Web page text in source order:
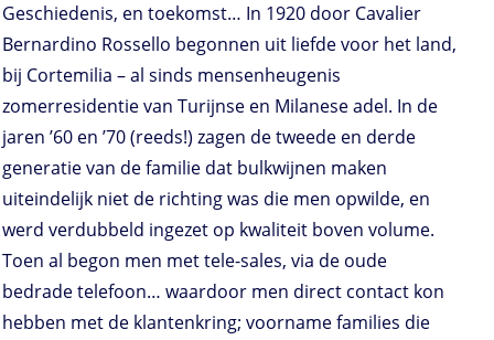
Geschiedenis, en toekomst… In 1920 door Cavalier
Bernardino Rossello begonnen uit liefde voor het land,
bij Cortemilia – al sinds mensenheugenis
zomerresidentie van Turijnse en Milanese adel. In de
jaren ’60 en ’70 (reeds!) zagen de tweede en derde
generatie van de familie dat bulkwijnen maken
uiteindelijk niet de richting was die men opwilde, en
werd verdubbeld ingezet op kwaliteit boven volume.
Toen al begon men met tele-sales, via de oude
bedrade telefoon… waardoor men direct contact kon
hebben met de klantenkring; voorname families die